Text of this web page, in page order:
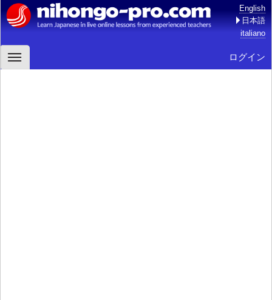
English
日本語
italiano
ログイン